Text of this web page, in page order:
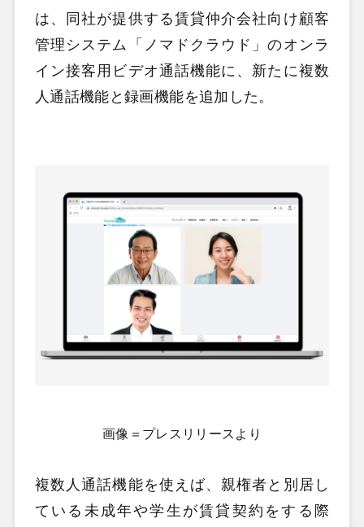
は、同社が提供する賃貸仲介会社向け顧客
管理システム「ノマドクラウド」のオンラ
イン接客用ビデオ通話機能に、新たに複数
人通話機能と録画機能を追加した。
画像＝プレスリリースより
複数人通話機能を使えば、親権者と別居し
ている未成年や学生が賃貸契約をする際